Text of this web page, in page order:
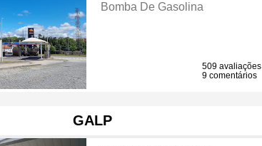
Bomba De Gasolina
509 avaliações
9 comentários
GALP